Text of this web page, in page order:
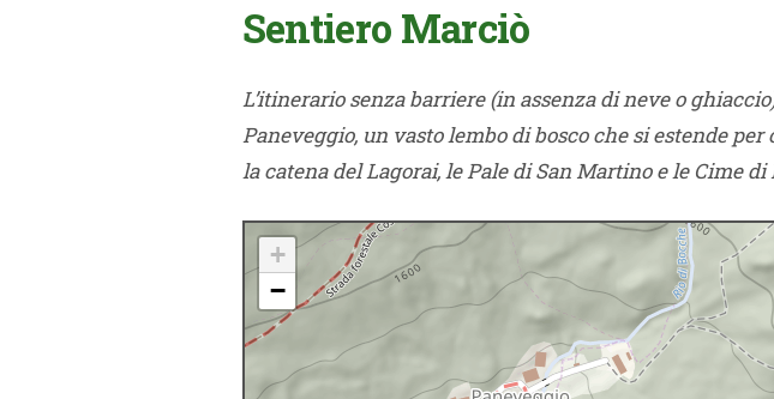
Sentiero Marciò
L’itinerario senza barriere (in assenza di neve o
Paneveggio, un vasto lembo di bosco che si estende
la catena del Lagorai, le Pale di San Martino e le Cime